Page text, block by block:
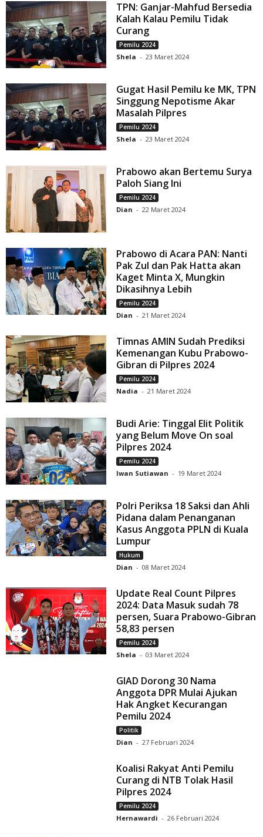
TPN: Ganjar-Mahfud Bersedia
Kalah Kalau Pemilu Tidak
Curang
Pemilu 2024
Shela - 23 Maret 2024
Gugat Hasil Pemilu ke MK, TPN
Singgung Nepotisme Akar
Masalah Pilpres
Pemilu 2024
Shela - 23 Maret 2024
Prabowo akan Bertemu Surya
Paloh Siang Ini
Pemilu 2024
Dian - 22 Maret 2024
Prabowo di Acara PAN: Nanti
Pak Zul dan Pak Hatta akan
Kaget Minta X, Mungkin
Dikasihnya Lebih
Pemilu 2024
Dian - 21 Maret 2024
Timnas AMIN Sudah Prediksi
Kemenangan Kubu Prabowo-
Gibran di Pilpres 2024
Pemilu 2024
Nadia - 21 Maret 2024
Budi Arie: Tinggal Elit Politik
yang Belum Move On soal
Pilpres 2024
Pemilu 2024
Iwan Sutiawan - 19 Maret 2024
Polri Periksa 18 Saksi dan Ahli
Pidana dalam Penanganan
Kasus Anggota PPLN di Kuala
Lumpur
Hukum
Dian - 08 Maret 2024
Update Real Count Pilpres
2024: Data Masuk sudah 78
persen, Suara Prabowo-Gibran
58,83 persen
Pemilu 2024
Shela - 03 Maret 2024
GIAD Dorong 30 Nama
Anggota DPR Mulai Ajukan
Hak Angket Kecurangan
Pemilu 2024
Politik
Dian - 27 Februari 2024
Koalisi Rakyat Anti Pemilu
Curang di NTB Tolak Hasil
Pilpres 2024
Pemilu 2024
Hernawardi - 26 Februari 2024